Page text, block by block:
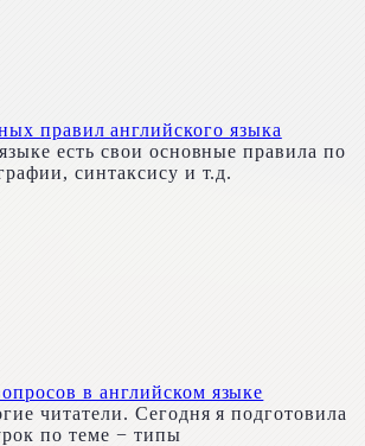
правил английского языка
есть свои основные правила по
синтаксису и т.д.
в английском языке
читатели. Сегодня я подготовила
по теме − типы